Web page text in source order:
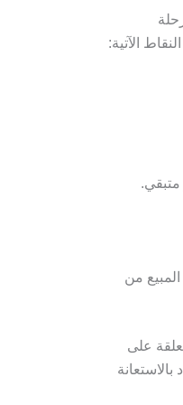
الآتية:
متبقي.
من
على